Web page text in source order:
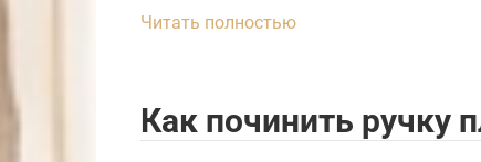
Читать полностью
Как починить ручку